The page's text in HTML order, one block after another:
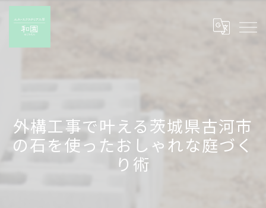
外構工事で叶える茨城県古河市
の石を使ったおしゃれな庭づく
り術